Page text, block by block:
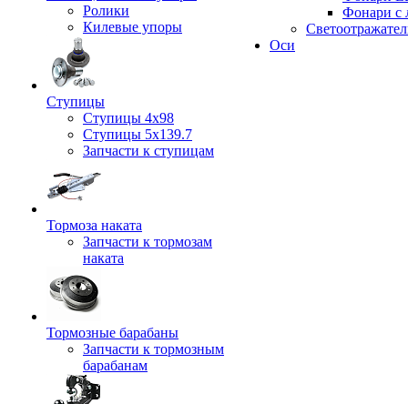
Ролики
Килевые упоры
Ступицы
Ступицы 4x98
Ступицы 5x139.7
Запчасти к ступицам
Тормоза наката
Запчасти к тормозам
наката
Тормозные барабаны
Запчасти к тормозным
барабанам
Фонари с
Оси